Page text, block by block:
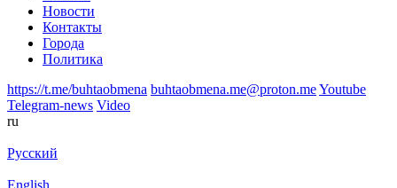
Новости
Контакты
Города
Политика
https://t.me/buhtaobmena buhtaobmena.me@proton.meYoutube
Telegram-news Video
ru
Русский
English